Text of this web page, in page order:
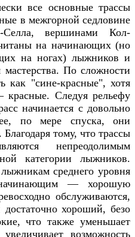
все основные трассы
в межгорной седловине
Селла, вершинами Кол-
на начинающих (но
на ногах) лыжников и
По сложности
как "сине-красные", хотя
Следуя рельефу
начинается с довольно
по мере спуска, они
тому, что трассы
непреодолимым
категории лыжников.
среднего уровня
— хорошую
обслуживаются,
хороший, безо
что также уменьшает
возможность